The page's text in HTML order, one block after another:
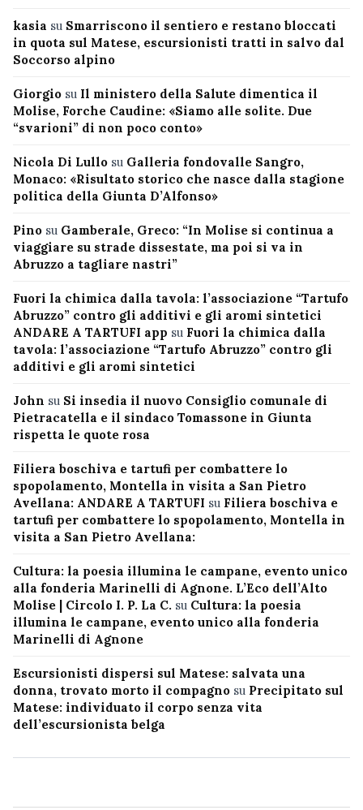
kasia su Smarriscono il sentiero e restano bloccati
in quota sul Matese, escursionisti tratti in salvo dal
Soccorso alpino
Giorgio su Il ministero della Salute dimentica il
Molise, Forche Caudine: «Siamo alle solite. Due
“svarioni” di non poco conto»
Nicola Di Lullo su Galleria fondovalle Sangro,
Monaco: «Risultato storico che nasce dalla stagione
politica della Giunta D’Alfonso»
Pino su Gamberale, Greco: “In Molise si continua a
viaggiare su strade dissestate, ma poi si va in
Abruzzo a tagliare nastri”
Fuori la chimica dalla tavola: l’associazione “Tartufo
Abruzzo” contro gli additivi e gli aromi sintetici
ANDARE A TARTUFI app su Fuori la chimica dalla
tavola: l’associazione “Tartufo Abruzzo” contro gli
additivi e gli aromi sintetici
John su Si insedia il nuovo Consiglio comunale di
Pietracatella e il sindaco Tomassone in Giunta
rispetta le quote rosa
Filiera boschiva e tartufi per combattere lo
spopolamento, Montella in visita a San Pietro
Avellana: ANDARE A TARTUFI su Filiera boschiva e
tartufi per combattere lo spopolamento, Montella in
visita a San Pietro Avellana:
Cultura: la poesia illumina le campane, evento unico
alla fonderia Marinelli di Agnone. L’Eco dell’Alto
Molise | Circolo I. P. La C. su Cultura: la poesia
illumina le campane, evento unico alla fonderia
Marinelli di Agnone
Escursionisti dispersi sul Matese: salvata una
donna, trovato morto il compagno su Precipitato sul
Matese: individuato il corpo senza vita
dell’escursionista belga